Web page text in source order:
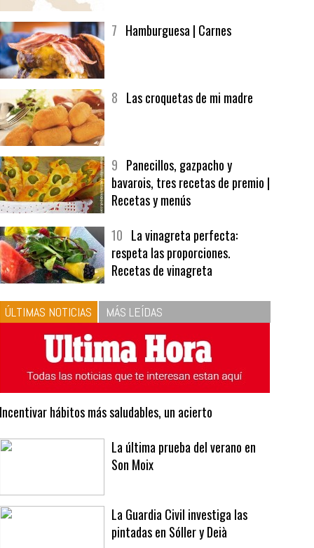
afuegolentoempleo.com
bavarois, tres recetas de premio |
Recetas y menús
respeta las proporciones.
Recetas de vinagreta
ÚLTIMAS NOTICIAS MÁS LEÍDAS
Incentivar hábitos más saludables, un acierto
Son Moix